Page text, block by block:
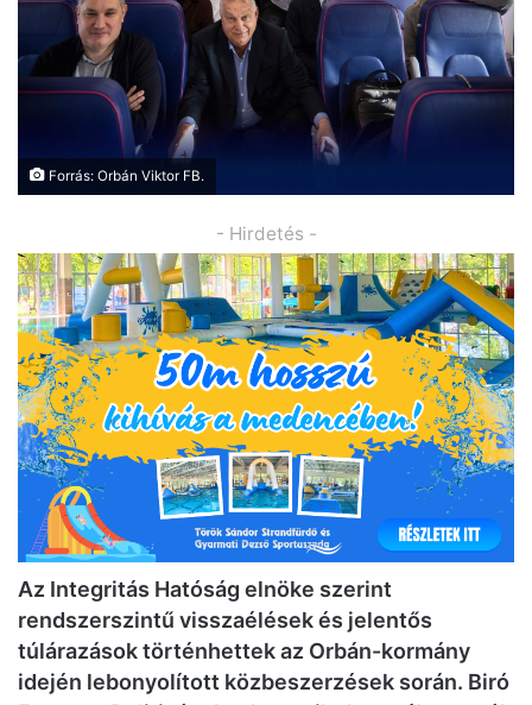
Forrás: Orbán Viktor FB.
- Hirdetés -
Az Integritás Hatóság elnöke szerint
rendszerszintű visszaélések és jelentős
túlárazások történhettek az Orbán-kormány
idején lebonyolított közbeszerzések során. Biró